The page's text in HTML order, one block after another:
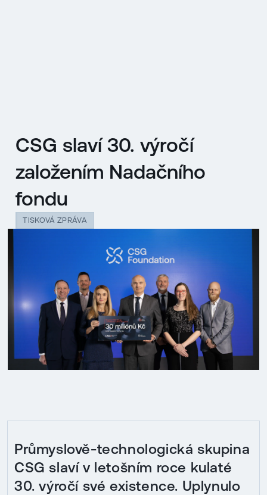
CSG slaví 30. výročí
založením Nadačního
fondu
TISKOVÁ ZPRÁVA
Průmyslově-technologická skupina
CSG slaví v letošním roce kulaté
30. výročí své existence. Uplynulo